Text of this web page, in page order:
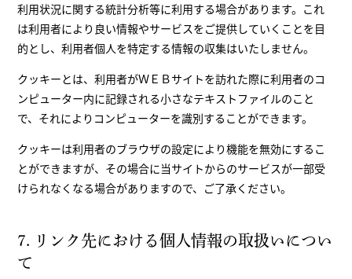
利用状況に関する統計分析等に利用する場合があります。これ
は利用者により良い情報やサービスをご提供していくことを目
的とし、利用者個人を特定する情報の収集はいたしません。
クッキーとは、利用者がＷＥＢサイトを訪れた際に利用者のコ
ンピューター内に記録される小さなテキストファイルのこと
で、それによりコンピューターを識別することができます。
クッキーは利用者のブラウザの設定により機能を無効にするこ
とができますが、その場合に当サイトからのサービスが一部受
けられなくなる場合がありますので、ご了承ください。
7. リンク先における個人情報の取扱いについ
て